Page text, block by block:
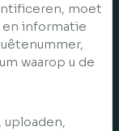
moet
en informatie
waarop u de